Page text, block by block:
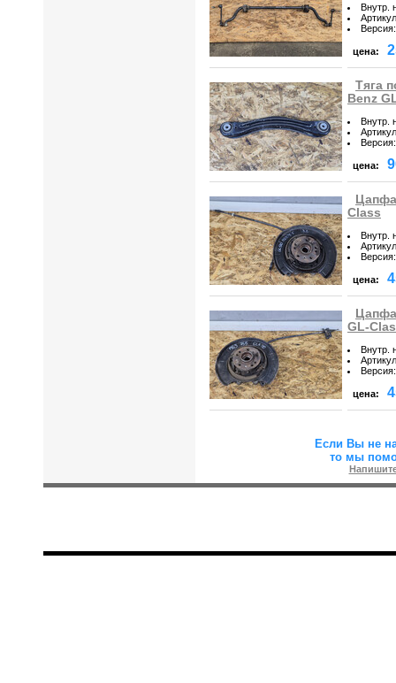
Внутр.
Артикул
Версия:
цена:
Тяга
Benz
Внутр.
Артикул
Версия:
цена:
Class
Внутр.
Артикул
Версия:
цена:
GL-
Внутр.
Артикул
Версия:
цена:
Если Вы не
то мы